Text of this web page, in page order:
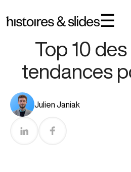
☰
Règles De Design
Top 10
tendances
Julien Janiak